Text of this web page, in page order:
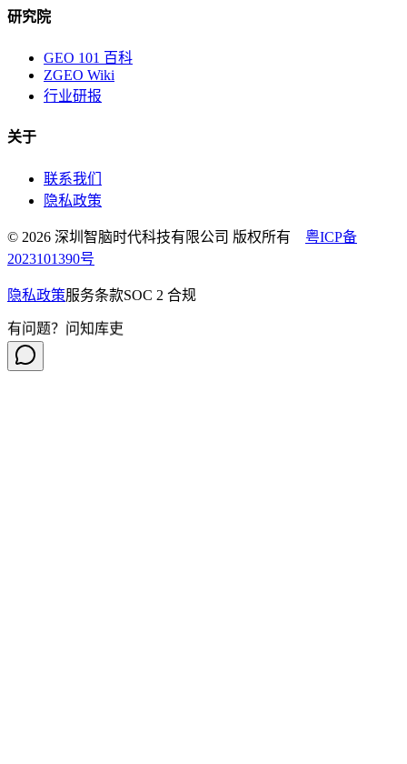
研究院
GEO 101 百科
ZGEO Wiki
行业研报
关于
联系我们
隐私政策
© 2026 深圳智脑时代科技有限公司 版权所有 粤ICP备
2023101390号
隐私政策服务条款SOC 2 合规
有问题？问知库吏